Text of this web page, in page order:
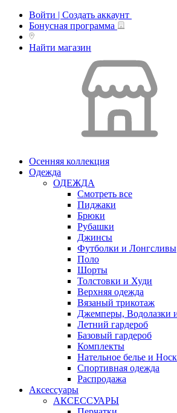
Войти | Создать аккаунт
Бонусная программа
Найти магазин
Осенняя коллекция
Одежда
ОДЕЖДА
Смотреть все
Пиджаки
Брюки
Рубашки
Джинсы
Футболки и Лонгсливы
Поло
Шорты
Толстовки и Худи
Верхняя одежда
Вязаный трикотаж
Джемперы, Водолазки
Летний гардероб
Базовый гардероб
Комплекты
Нательное белье и
Спортивная одежда
Распродажа
Аксессуары
АКСЕССУАРЫ